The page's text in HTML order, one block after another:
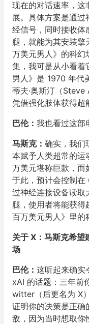
现在的对话速率，这
展。具体方案是通过
经信号，同时接收体
腿，就能为其安装
万美元男人》的科幻
集，我可是从小看着
男人》是 1970 年代
蒂夫·奥斯汀（Steve
凭借强化肢体获得超
巴伦： 我也看过这部
马斯克： 确实，我们
本赋予人类超常的运
万美元堪称巨款，而
于此，预计会控制在
过神经连接设备读取
腿，使用者将能获
百万美元男人》里的
关于 X：马斯克希望
场
巴伦： 这听起来确实
xAI 的话题：三年前
witter（后更名为 X
证明你的决策是正确
敌，因为当时想取你